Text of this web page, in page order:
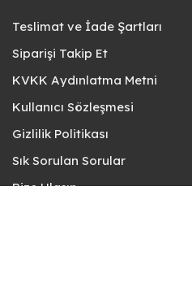
Teslimat ve İade Şartları
Siparişi Takip Et
KVKK Aydınlatma Metni
Kullanıcı Sözleşmesi
Gizlilik Politikası
Sık Sorulan Sorular
Bize Ulaşın